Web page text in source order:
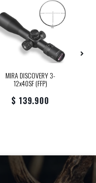
MIRA DISCOVERY 3-
12x40SF (FFP)
$ 139.900